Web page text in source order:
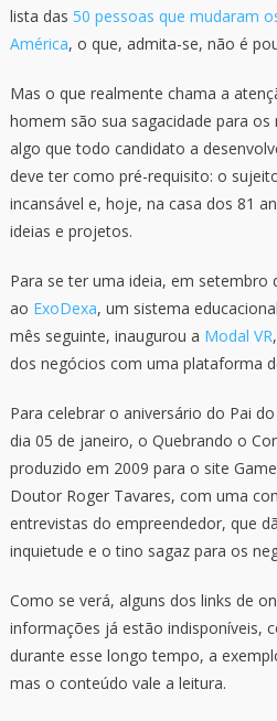
lista das 50 pessoas que mudaram
América, o que, admita-se, não é
Mas o que realmente chama a
homem são sua sagacidade para os
algo que todo candidato a
deve ter como pré-requisito: o
incansável e, hoje, na casa dos 81
ideias e projetos.
Para se ter uma ideia, em setembro
ao ExoDexa, um sistema
mês seguinte, inaugurou a Modal VR
dos negócios com uma plataforma
Para celebrar o aniversário do Pai
dia 05 de janeiro, o Quebrando o
produzido em 2009 para o site
Doutor Roger Tavares, com uma
entrevistas do empreendedor, que
inquietude e o tino sagaz para os
Como se verá, alguns dos links de
informações já estão indisponíveis,
durante esse longo tempo, a
mas o conteúdo vale a leitura.